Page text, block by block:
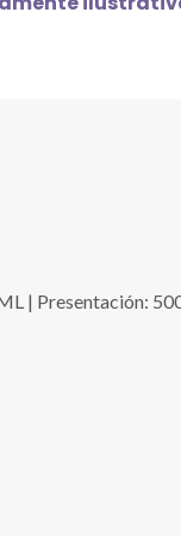
| Presentación: